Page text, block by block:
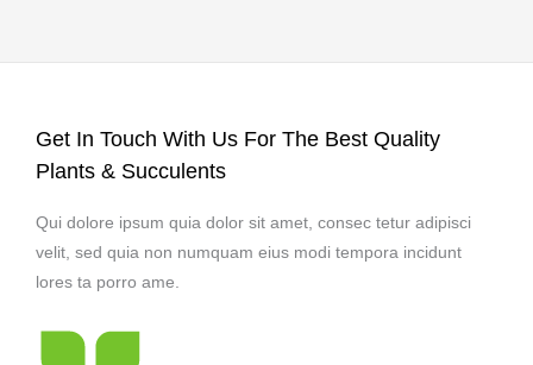
Get In Touch With Us For The Best Quality
Plants & Succulents
Qui dolore ipsum quia dolor sit amet, consec tetur adipisci
velit, sed quia non numquam eius modi tempora incidunt
lores ta porro ame.